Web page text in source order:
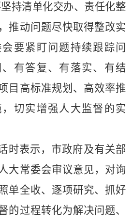
持清单化交办、责任化整
推动问题尽快取得整改实
要紧盯问题持续跟踪问
有答复、有落实、有结
目高标准规划、高效率推
切实增强人大监督的实
时表示，市政府及有关部
大常委会审议意见，对询
单全收、逐项研究、抓好
的过程转化为解决问题、